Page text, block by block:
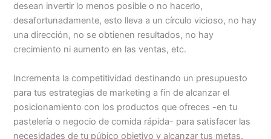
desean invertir lo menos posible o no hacerlo,
desafortunadamente, esto lleva a un círculo vicioso, no hay
una dirección, no se obtienen resultados, no hay
crecimiento ni aumento en las ventas, etc.
Incrementa la competitividad destinando un presupuesto
para tus estrategias de marketing a fin de alcanzar el
posicionamiento con los productos que ofreces -en tu
pastelería o negocio de comida rápida- para satisfacer las
necesidades de tu púbico objetivo y alcanzar tus metas.